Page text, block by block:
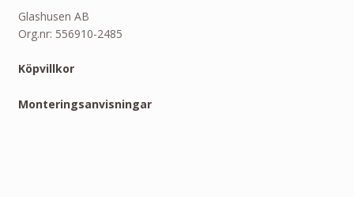
Glashusen AB
Org.nr: 556910-2485
Köpvillkor
Monteringsanvisningar